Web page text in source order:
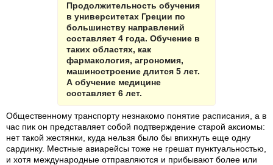
Продолжительность обучения
в университетах Греции по
большинству направлений
составляет 4 года. Обучение в
таких областях, как
фармакология, агрономия,
машиностроение длится 5 лет.
А обучение медицине
составляет 6 лет.
Общественному транспорту незнакомо понятие расписания, а в
час пик он представляет собой подтверждение старой аксиомы:
нет такой жестянки, куда нельзя было бы впихнуть еще одну
сардинку. Местные авиарейсы тоже не грешат пунктуальностью,
и хотя международные отправляются и прибывают более или